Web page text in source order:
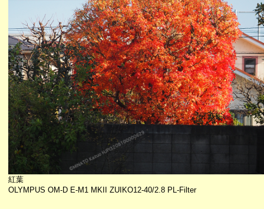
紅葉
OLYMPUS OM-D E-M1 MKII ZUIKO12-40/2.8 PL-Filter